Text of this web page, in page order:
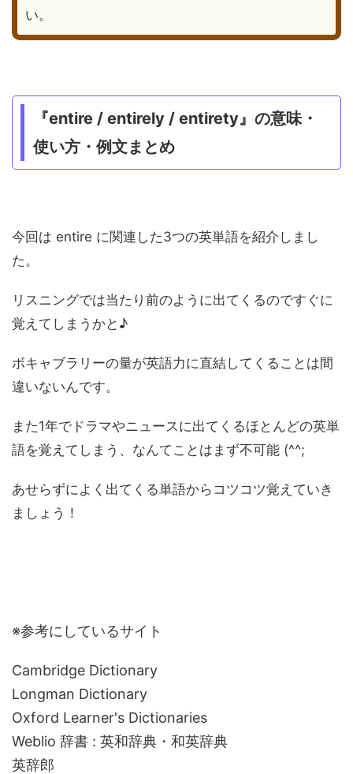
い。
『entire / entirely / entirety』の意味・
使い方・例文まとめ
今回は entire に関連した3つの英単語を紹介しまし
た。
リスニングでは当たり前のように出てくるのですぐに
覚えてしまうかと♪
ボキャブラリーの量が英語力に直結してくることは間
違いないんです。
また1年でドラマやニュースに出てくるほとんどの英単
語を覚えてしまう、なんてことはまず不可能 (^^;
あせらずによく出てくる単語からコツコツ覚えていき
ましょう！
※参考にしているサイト
Cambridge Dictionary
Longman Dictionary
Oxford Learner's Dictionaries
Weblio 辞書 : 英和辞典・和英辞典
英辞郎